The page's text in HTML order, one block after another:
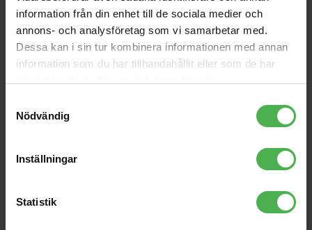
information från din enhet till de sociala medier och
annons- och analysföretag som vi samarbetar med.
Dessa kan i sin tur kombinera informationen med annan
information som du har tillhandahållit eller som de har
Nödvändig
Inställningar
Statistik
3.5mm Ma ST > 6.3mm
Ma ST Black 1m
119 kr
XLR Fe > 3.5mm Ma MO
Angled 1.5m
170 kr
171 kr
209 kr
55 kr